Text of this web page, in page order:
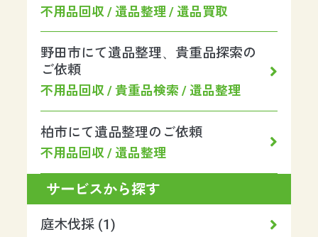
不用品回収 / 遺品整理 / 遺品買取
野田市にて遺品整理、貴重品探索の
ご依頼
不用品回収 / 貴重品検索 / 遺品整理
柏市にて遺品整理のご依頼
不用品回収 / 遺品整理
サービスから探す
庭木伐採 (1)